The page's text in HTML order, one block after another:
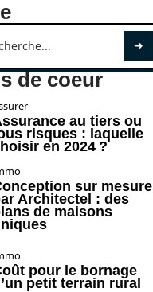
de coeur
au tiers ou
risques : laquelle
en 2024 ?
sur mesure
Architectel : des
de maisons
pour le bornage
petit terrain rural